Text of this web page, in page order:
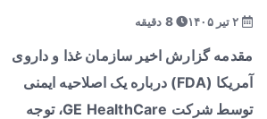
8 دقیقه
مقدمه گزارش اخیر سازمان غذا و داروی
آمریکا (FDA) درباره یک اصلاحیه ایمنی
توسط شرکت GE HealthCare، توجه